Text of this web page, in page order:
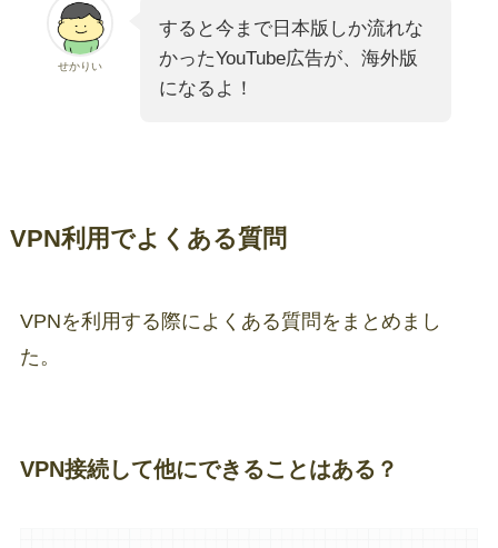
せかりい
すると今まで日本版しか流れな
かったYouTube広告が、海外版
になるよ！
VPN利用でよくある質問
VPNを利用する際によくある質問をまとめまし
た。
VPN接続して他にできることはある？